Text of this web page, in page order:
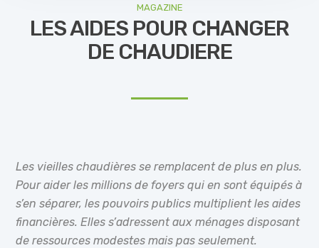
MAGAZINE
LES AIDES POUR CHANGER
DE CHAUDIERE
Les vieilles chaudières se remplacent de plus en plus.
Pour aider les millions de foyers qui en sont équipés à
s’en séparer, les pouvoirs publics multiplient les aides
financières. Elles s’adressent aux ménages disposant
de ressources modestes mais pas seulement.